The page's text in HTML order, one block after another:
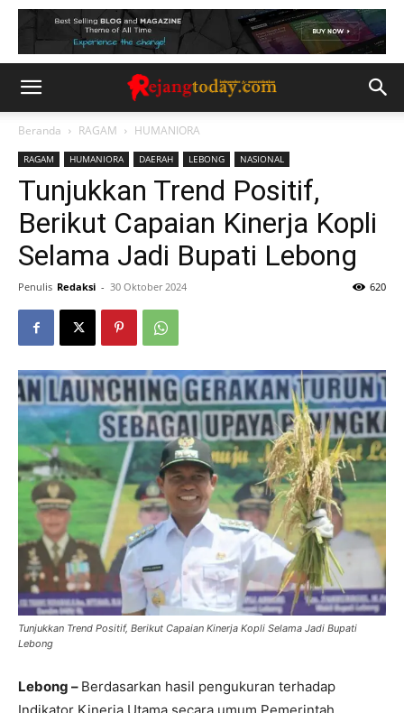
Beranda RAGAM HUMANIORA
RAGAM HUMANIORA DAERAH LEBONG NASIONAL
Tunjukkan Trend Positif,
Berikut Capaian Kinerja Kopli
Selama Jadi Bupati Lebong
Penulis Redaksi - 30 Oktober 2024 620
Tunjukkan Trend Positif, Berikut Capaian Kinerja Kopli Selama Jadi Bupati
Lebong
Lebong – Berdasarkan hasil pengukuran terhadap